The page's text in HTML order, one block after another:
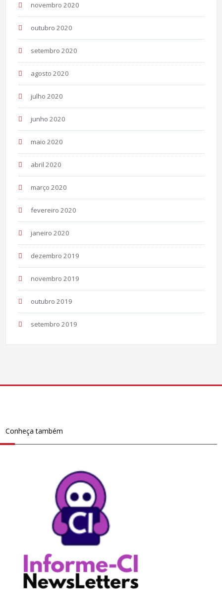
novembro 2020
outubro 2020
setembro 2020
agosto 2020
julho 2020
junho 2020
maio 2020
abril 2020
março 2020
fevereiro 2020
janeiro 2020
dezembro 2019
novembro 2019
outubro 2019
setembro 2019
Conheça também